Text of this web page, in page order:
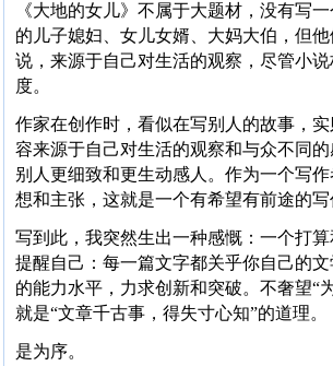
《大地的女儿》不属于大题材，没有写
的儿子媳妇、女儿女婿、大妈大伯，但
说，来源于自己对生活的观察，尽管小
度。
作家在创作时，看似在写别人的故事，
容来源于自己对生活的观察和与众不同
别人更细致和更生动感人。作为一个写
想和主张，这就是一个有希望有前途的写
写到此，我突然生出一种感慨：一个打
提醒自己：每一篇文字都关乎你自己的
的能力水平，力求创新和突破。不奢望“
就是“文章千古事，得失寸心知”的道理。
是为序。